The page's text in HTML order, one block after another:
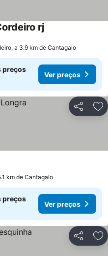
rj
a 3.9 km de Cantagalo
preços
Ver preços
Partilhar
km de Cantagalo
preços
Ver preços
Partilhar